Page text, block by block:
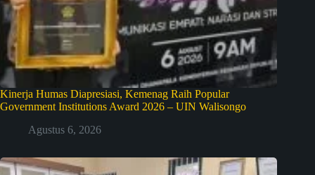
Kinerja Humas Diapresiasi, Kemenag Raih Popular
Government Institutions Award 2026 – UIN Walisongo
Agustus 6, 2026